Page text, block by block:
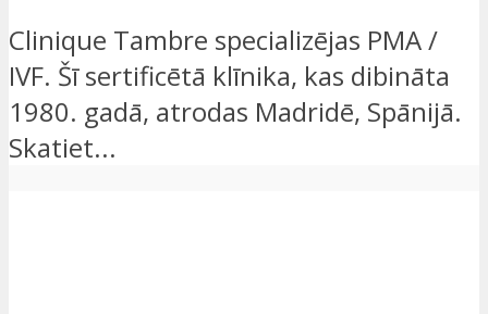
Clinique Tambre specializējas PMA /
IVF. Šī sertificētā klīnika, kas dibināta
1980. gadā, atrodas Madridē, Spānijā.
Skatiet...